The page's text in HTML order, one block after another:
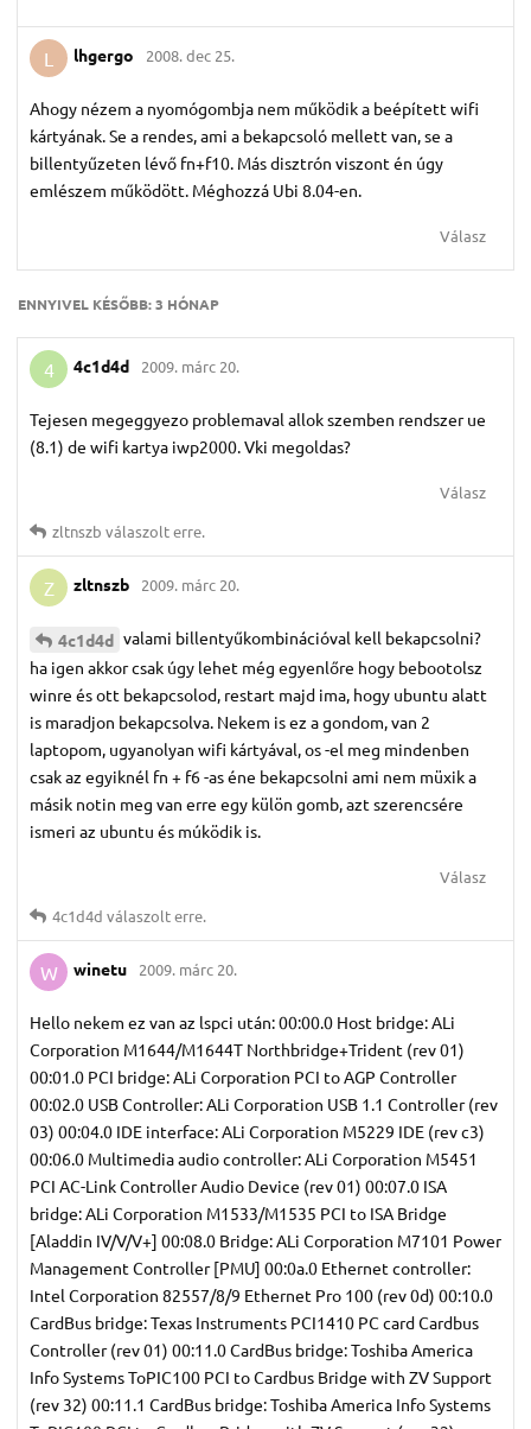
L lhgergo 2008. dec 25.
Ahogy nézem a nyomógombja nem működik a beépített wifi
kártyának. Se a rendes, ami a bekapcsoló mellett van, se a
billentyűzeten lévő fn+f10. Más disztrón viszont én úgy
emlészem működött. Méghozzá Ubi 8.04-en.
Válasz
ENNYIVEL KÉSŐBB:3 HÓNAP
4 4c1d4d 2009. márc 20.
Tejesen megeggyezo problemaval allok szemben rendszer ue
(8.1) de wifi kartya iwp2000. Vki megoldas?
Válasz
zltnszb válaszolt erre.
Z zltnszb 2009. márc 20.
4c1d4d valami billentyűkombinációval kell bekapcsolni?
ha igen akkor csak úgy lehet még egyenlőre hogy bebootolsz
winre és ott bekapcsolod, restart majd ima, hogy ubuntu alatt
is maradjon bekapcsolva. Nekem is ez a gondom, van 2
laptopom, ugyanolyan wifi kártyával, os -el meg mindenben
csak az egyiknél fn + f6 -as éne bekapcsolni ami nem müxik a
másik notin meg van erre egy külön gomb, azt szerencsére
ismeri az ubuntu és múködik is.
Válasz
4c1d4d válaszolt erre.
W winetu 2009. márc 20.
Hello nekem ez van az lspci után: 00:00.0 Host bridge: ALi
Corporation M1644/M1644T Northbridge+Trident (rev 01)
00:01.0 PCI bridge: ALi Corporation PCI to AGP Controller
00:02.0 USB Controller: ALi Corporation USB 1.1 Controller (rev
03) 00:04.0 IDE interface: ALi Corporation M5229 IDE (rev c3)
00:06.0 Multimedia audio controller: ALi Corporation M5451
PCI AC-Link Controller Audio Device (rev 01) 00:07.0 ISA
bridge: ALi Corporation M1533/M1535 PCI to ISA Bridge
[Aladdin IV/V/V+] 00:08.0 Bridge: ALi Corporation M7101 Power
Management Controller [PMU] 00:0a.0 Ethernet controller:
Intel Corporation 82557/8/9 Ethernet Pro 100 (rev 0d) 00:10.0
CardBus bridge: Texas Instruments PCI1410 PC card Cardbus
Controller (rev 01) 00:11.0 CardBus bridge: Toshiba America
Info Systems ToPIC100 PCI to Cardbus Bridge with ZV Support
(rev 32) 00:11.1 CardBus bridge: Toshiba America Info Systems